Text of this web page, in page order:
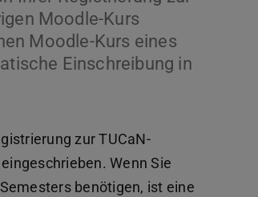
Moodle-Kurs
Moodle-Kurs eines
Einschreibung in
zur TUCaN-
Wenn Sie
benötigen, ist eine